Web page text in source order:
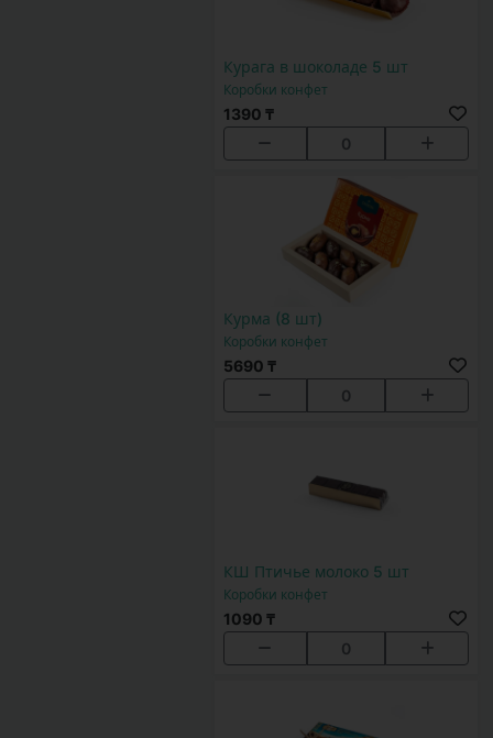
Курага в шоколаде 5 шт
Коробки конфет
1390 ₸
0
Курма (8 шт)
Коробки конфет
5690 ₸
0
КШ Птичье молоко 5 шт
Коробки конфет
1090 ₸
0